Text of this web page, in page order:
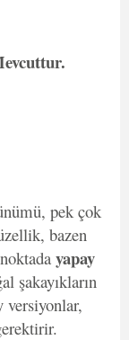
pek çok
bazen
yapay
şakayıkların
versiyonlar,